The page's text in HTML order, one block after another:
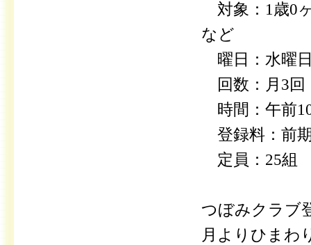
対象：1歳0
など
曜日：水曜
回数：月3回
時間：午前
登録料：前
定員：25組
つぼみクラブ
月よりひまわ